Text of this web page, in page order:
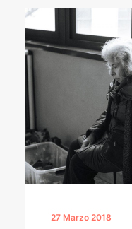
27 Marzo 2018